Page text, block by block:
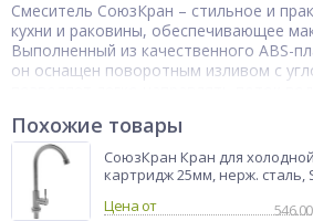
Смеситель СоюзКран – стильное и
кухни и раковины, обеспечивающее
Выполненный из качественного ABS-
он оснащен поворотным изливом с
выбирать оптимальный поток для
оснащен керамическим картриджем 35
долговечного управления, а
обеспечивает удобный контроль
воды.
Похожие товары
СоюзКран Кран для
картридж 25мм, нерж. сталь,
Цена от
546.00